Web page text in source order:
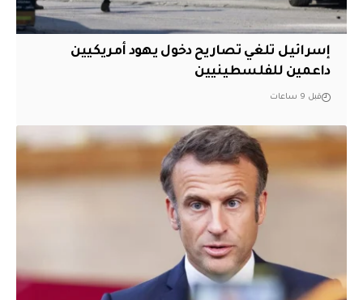
إسرائيل تلغي تصاريح دخول يهود أمريكيين
داعمين للفلسطينيين
قبل 9 ساعات